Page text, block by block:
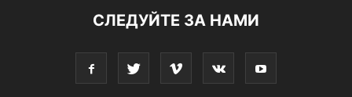
СЛЕДУЙТЕ ЗА НАМИ